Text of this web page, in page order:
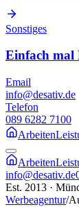
Sonstiges
Einfach mal
Email
info@desativ.de
Telefon
089 6282 7100
Arbeiten
Arbeiten
info@desativ.de
Est. 2013 ·
Werbeagentur/